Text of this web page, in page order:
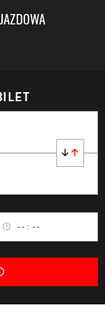
-- : --